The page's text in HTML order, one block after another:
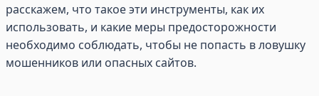
расскажем, что такое эти инструменты, как их
использовать, и какие меры предосторожности
необходимо соблюдать, чтобы не попасть в ловушку
мошенников или опасных сайтов.